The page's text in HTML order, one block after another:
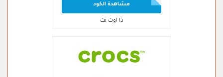
مشاهدة الكود
ذا اوت نت